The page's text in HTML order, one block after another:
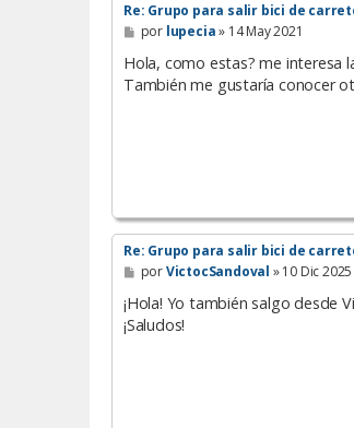
Re: Grupo para salir bici de
M
e
n
a
por lupecia» 14 May 2021
Hola, como estas? me interesa
También me gustaría conocer
Re: Grupo para salir bici de
M
e
n
a
porVictocSandoval »10 Dic 2025
¡Hola! Yo también salgo desde
¡Saludos!